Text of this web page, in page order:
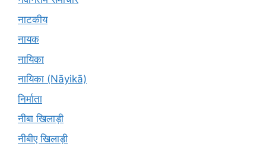
नाटकीय
नायक
नायिका
नायिका (Nāyikā)
निर्माता
नीबा खिलाड़ी
नीबीए खिलाड़ी